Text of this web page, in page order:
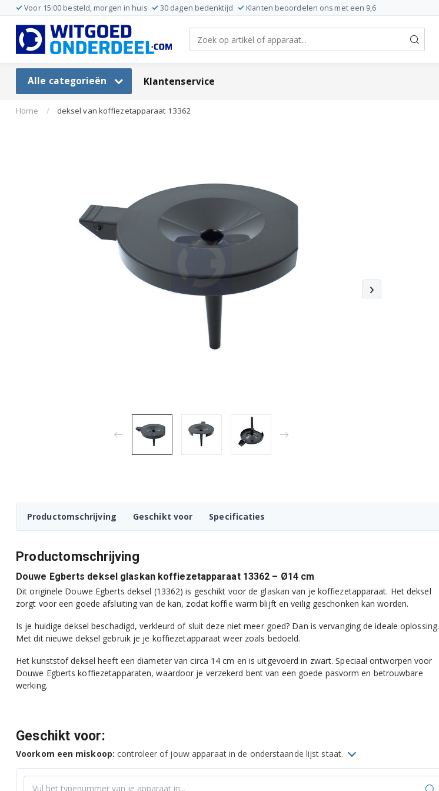
Voor 15:00 besteld, morgen in huis 30 dagen bedenktijd Klanten beoordelen ons met een 9,6
Alle categorieën Klantenservice
Home / deksel van koffiezetapparaat 13362
›
Productomschrijving Geschikt voor Specificaties
Productomschrijving
Douwe Egberts deksel glaskan koffiezetapparaat 13362 – Ø14 cm
Dit originele Douwe Egberts deksel (13362) is geschikt voor de glaskan van je koffiezetapparaat. Het deksel
zorgt voor een goede afsluiting van de kan, zodat koffie warm blijft en veilig geschonken kan worden.
Is je huidige deksel beschadigd, verkleurd of sluit deze niet meer goed? Dan is vervanging de ideale oplossing.
Met dit nieuwe deksel gebruik je je koffiezetapparaat weer zoals bedoeld.
Het kunststof deksel heeft een diameter van circa 14 cm en is uitgevoerd in zwart. Speciaal ontworpen voor
Douwe Egberts koffiezetapparaten, waardoor je verzekerd bent van een goede pasvorm en betrouwbare
werking.
Geschikt voor:
Voorkom een miskoop: controleer of jouw apparaat in de onderstaande lijst staat.